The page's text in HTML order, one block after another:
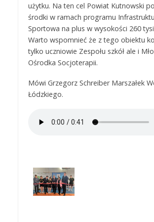
użytku. Na ten cel Powiat Kutnowski
środki w ramach programu
Sportowa na plus w wysokości 260
Warto wspomnieć że z tego obiektu
tylko uczniowie Zespołu szkół ale i
Ośrodka Socjoterapii.
Mówi Grzegorz Schreiber Marszałek
Łódzkiego.